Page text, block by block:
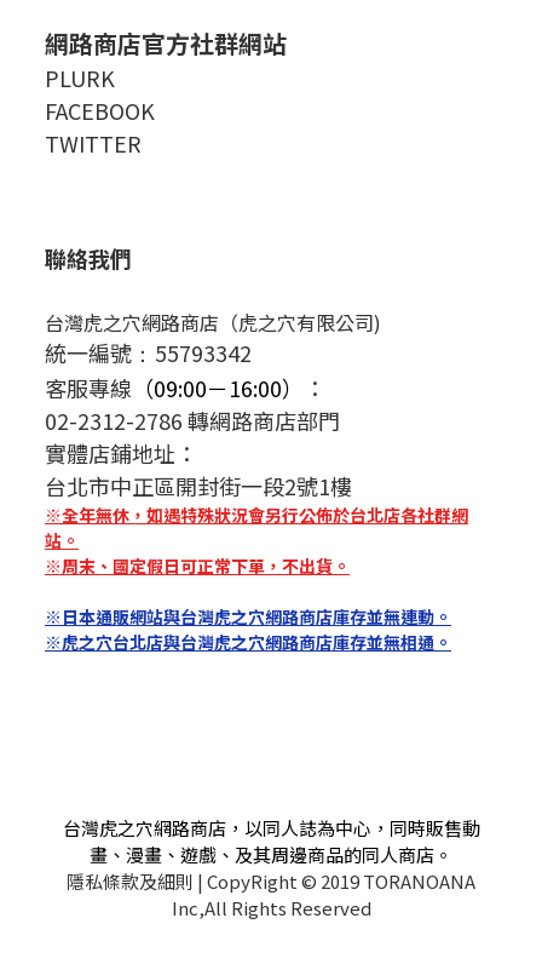
網路商店官方社群網站
PLURK
FACEBOOK
TWITTER
聯絡我們
台灣虎之穴網路商店（虎之穴有限公司)
統一編號 ： 55793342
客服專線 （09:00－16:00）
：
02-2312-2786 轉網路商店部門
實體店鋪地址：
台北市中正區開封街一段2號1樓
※全年無休，如遇特殊狀況會另行公佈於台北店各社群網
站。
※周末、國定假日可正常下單，不出貨。
※日本通販網站與台灣虎之穴網路商店庫存並無連動。
※虎之穴台北店與台灣虎之穴網路商店庫存並無相通。
台灣虎之穴網路商店，以同人誌為中心，同時販售動
畫、漫畫、遊戲、及其周邊商品的同人商店。
隱私條款及細則 | CopyRight © 2019 TORANOANA
Inc,All Rights Reserved